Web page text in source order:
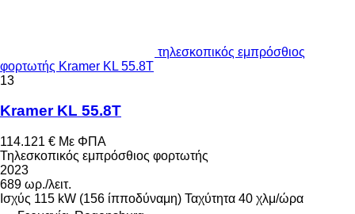
τηλεσκοπικός εμπρόσθιος
φορτωτής Kramer KL 55.8T
13
Kramer KL 55.8T
114.121 € Με ΦΠΑ
Τηλεσκοπικός εμπρόσθιος φορτωτής
2023
689 ωρ./λειτ.
Ισχύς 115 kW (156 ίπποδύναμη) Ταχύτητα 40 χλμ/ώρα